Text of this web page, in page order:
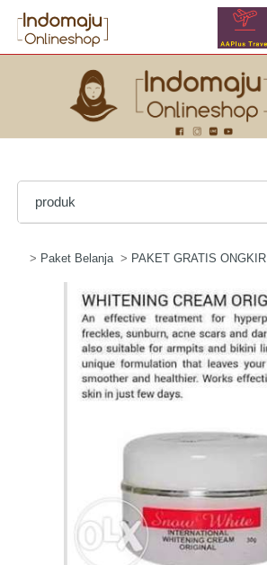
produk
> Paket Belanja > PAKET GRATIS ONGKIR